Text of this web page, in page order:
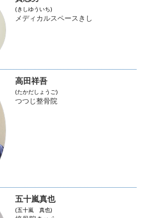
(きしゆういち)
メディカルスペースきし
高田祥吾
(たかだしょうご)
つつじ整骨院
五十嵐真也
(五十嵐 真也)